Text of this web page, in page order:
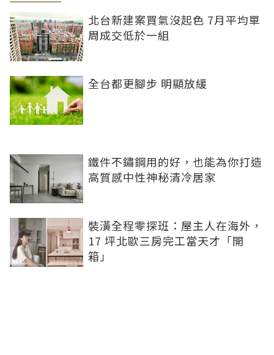
北台新建案買氣沒起色 7月平均單
周成交低於一組
全台都更腳步 明顯放緩
鐵件不鏽鋼用的好，也能為你打造
高質感中性神秘清冷居家
裝潢全程零探班：屋主人在海外，
17 坪北歐三房完工當天才「開
箱」